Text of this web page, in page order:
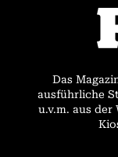
Das
ausführliche
u.v.m. aus der